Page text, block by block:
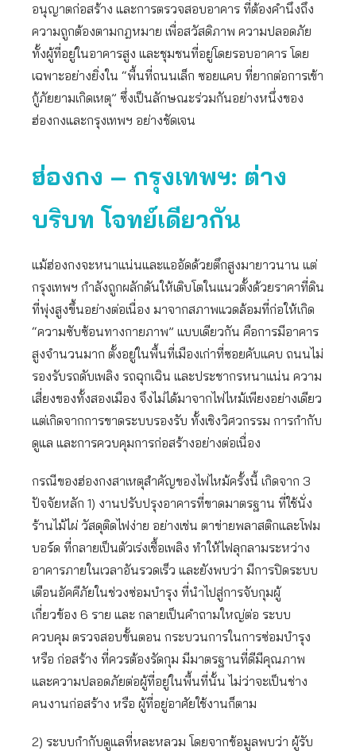
อนุญาตก่อสร้าง และการตรวจสอบอาคาร ที่ต้องคำนึงถึง
ความถูกต้องตามกฎหมาย เพื่อสวัสดิภาพ ความปลอดภัย
ทั้งผู้ที่อยู่ในอาคารสูง และชุมชนที่อยู่โดยรอบอาคาร โดย
เฉพาะอย่างยิ่งใน “พื้นที่ถนนเล็ก ซอยแคบ ที่ยากต่อการเข้า
กู้ภัยยามเกิดเหตุ” ซึ่งเป็นลักษณะร่วมกันอย่างหนึ่งของ
ฮ่องกงและกรุงเทพฯ อย่างชัดเจน
ฮ่องกง – กรุงเทพฯ: ต่าง
บริบท โจทย์เดียวกัน
แม้ฮ่องกงจะหนาแน่นและแออัดด้วยตึกสูงมายาวนาน แต่
กรุงเทพฯ กำลังถูกผลักดันให้เติบโตในแนวตั้งด้วยราคาที่ดิน
ที่พุ่งสูงขึ้นอย่างต่อเนื่อง มาจากสภาพแวดล้อมที่ก่อให้เกิด
“ความซับซ้อนทางกายภาพ” แบบเดียวกัน คือการมีอาคาร
สูงจำนวนมาก ตั้งอยู่ในพื้นที่เมืองเก่าที่ซอยคับแคบ ถนนไม่
รองรับรถดับเพลิง รถฉุกเฉิน และประชากรหนาแน่น ความ
เสี่ยงของทั้งสองเมือง จึงไม่ได้มาจากไฟไหม้เพียงอย่างเดียว
แต่เกิดจากการขาดระบบรองรับ ทั้งเชิงวิศวกรรม การกำกับ
ดูแล และการควบคุมการก่อสร้างอย่างต่อเนื่อง
กรณีของฮ่องกงสาเหตุสำคัญของไฟไหม้ครั้งนี้ เกิดจาก 3
ปัจจัยหลัก 1) งานปรับปรุงอาคารที่ขาดมาตรฐาน ที่ใช้นั่ง
ร้านไม้ไผ่ วัสดุติดไฟง่าย อย่างเช่น ตาข่ายพลาสติกและโฟม
บอร์ด ที่กลายเป็นตัวเร่งเชื้อเพลิง ทำให้ไฟลุกลามระหว่าง
อาคารภายในเวลาอันรวดเร็ว และยังพบว่า มีการปิดระบบ
เตือนอัคคีภัยในช่วงซ่อมบำรุง ที่นำไปสู่การจับกุมผู้
เกี่ยวข้อง 6 ราย และ กลายเป็นคำถามใหญ่ต่อ ระบบ
ควบคุม ตรวจสอบขั้นตอน กระบวนการในการซ่อมบำรุง
หรือ ก่อสร้าง ที่ควรต้องรัดกุม มีมาตรฐานที่ดีมีคุณภาพ
และความปลอดภัยต่อผู้ที่อยู่ในพื้นที่นั้น ไม่ว่าจะเป็นช่าง
คนงานก่อสร้าง หรือ ผู้ที่อยู่อาศัยใช้งานก็ตาม
2) ระบบกำกับดูแลที่หละหลวม โดยจากข้อมูลพบว่า ผู้รับ